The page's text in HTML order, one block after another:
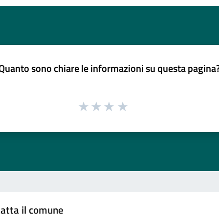
sono chiare le informazioni su questa
il comune